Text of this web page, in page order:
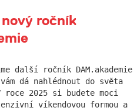
ročník
další ročník DAM.akademie
dá nahlédnout do světa
2025 si budete moci
víkendovou formou a